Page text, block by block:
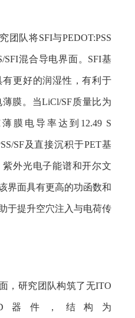
团队将SFI与PEDOT:PSS
SFI混合导电界面。 SFI基
有更好的润湿性，有利于
薄膜。当LiCl/SF质量比为
薄膜电导率达到 12.49 S
SF及直接沉积于PET基
紫外光电子能谱和开尔文
界面具有更高的功函数和
于提升空穴注入与电荷传
，研究团队构筑了无ITO
器件，结构为